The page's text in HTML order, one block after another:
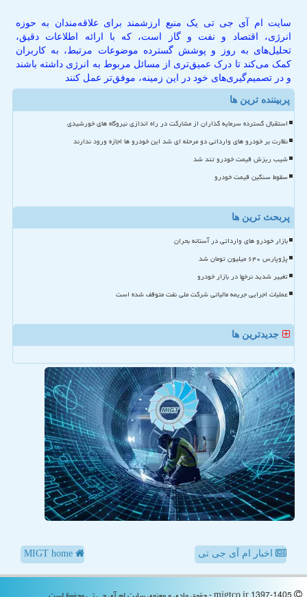
سایت ام آی جی تی یک منبع ارزشمند برای علاقه‌مندان به حوزه
انرژی، اقتصاد و نفت و گاز است، که با ارائه اطلاعات دقیق،
تحلیل‌های به روز و پوشش گسترده موضوعات مرتبط، به کاربران
کمک می‌کند تا درک عمیق‌تری از مسائل مربوط به انرژی داشته باشند
و در تصمیم‌گیری‌های خود در این زمینه، موفق‌تر عمل کنند
پربیننده ترین ها
استقبال گسترده سرمایه گذاران از مشارکت در راه اندازی نیروگاه های خورشیدی
نظارت بر خودرو های وارداتی دو مرحله ای شد این خودرو ها اجازه ورود ندارند
شیب ریزش قیمت خودرو تند شد
سقوط سنگین قیمت خودرو
پربحث ترین ها
بازار خودرو های وارداتی در آستانه بحران
پژوپارس ۶۴۰ میلیون تومان شد
تغییر شدید نرخها در بازار خودرو
عملیات اجرایی جریمه مالیاتی شرکت ملی نفت متوقف شده است
جدیدترین ها
اخبار ام آی جی تی